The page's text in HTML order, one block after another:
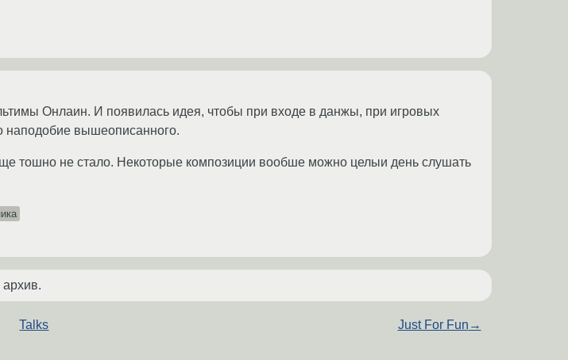
Онлаин. И появилась идея, чтобы при входе в данжы, при игровых
наподобие вышеописанного.
тошно не стало. Некоторые композиции вообше можно целыи день слушать
Talks Just For Fun →